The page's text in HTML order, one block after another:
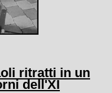
ritratti in un
dell'XI